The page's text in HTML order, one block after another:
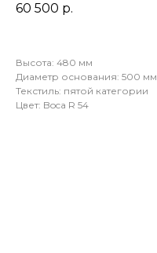
60 500 р.
Высота: 480 мм
Диаметр основания: 500 мм
Текстиль: пятой категории
Цвет: Boca R 54